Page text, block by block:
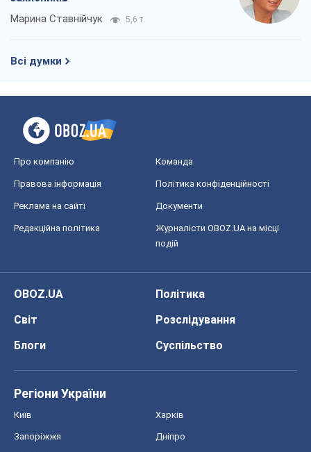
Марина Ставнійчук 5,6 т.
Всі думки
Про компанію Команда
Правова інформація Політика конфіденційності
Реклама на сайті Документи
Редакційна політика
Журналісти OBOZ.UA на місці
подій
OBOZ.UA
Політика
Світ
Розслідування
Блоги
Суспільство
Регіони України
Київ Харків
Запоріжжя Дніпро